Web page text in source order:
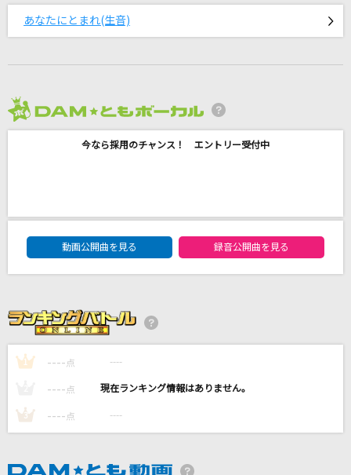
[生音]限界突破×サバイバー
氷川きよし
[生音]ドライフラワー
エルフ
花になって
どんなときも。
槇原敬之(Makihara)
Diana [ダイアナ]
One Direction
DAMの新曲・ランキングなど
あなたにとまれ(生音)
今なら採用のチャンス！ エントリー受付中
DAM★ともボーカルエントリーランキング
動画公開曲を見る
録音公開曲を見る
1 ---- 点 ----
---- 点 ----
3 ---- 点 ----